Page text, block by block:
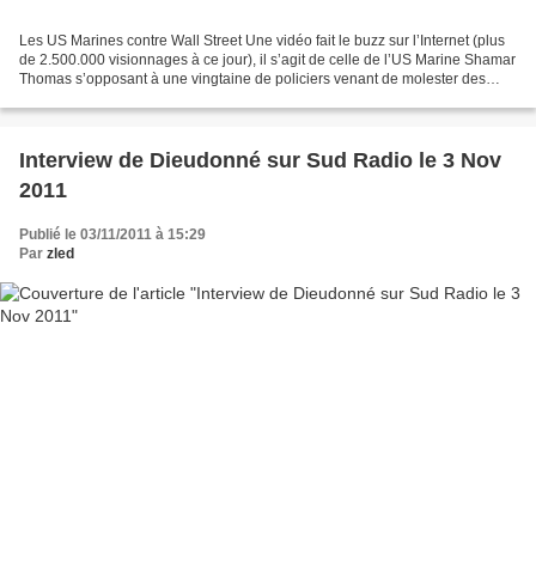
Les US Marines contre Wall Street Une vidéo fait le buzz sur l’Internet (plus
de 2.500.000 visionnages à ce jour), il s’agit de celle de l’US Marine Shamar
Thomas s’opposant à une vingtaine de policiers venant de molester des
Interview de Dieudonné sur Sud Radio le 3 Nov
2011
Publié le 03/11/2011 à 15:29
Par zled